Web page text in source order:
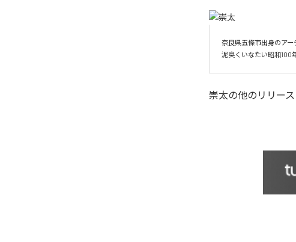
奈良県五條市出身のアー
崇太の他のリリース